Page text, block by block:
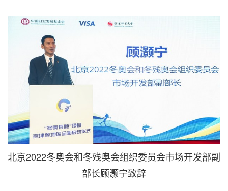
北京2022冬奥会和冬残奥会组织委员会市场开发部副
部长顾灏宁致辞